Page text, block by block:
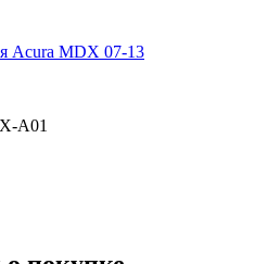
Acura MDX 07-13
A01